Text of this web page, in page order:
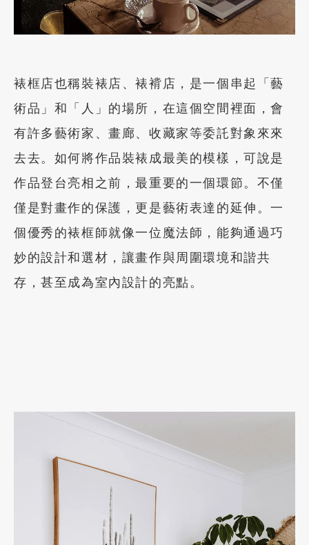
裱框店也稱裝裱店、裱褙店，是一個串起「藝
術品」和「人」的場所，在這個空間裡面，會
有許多藝術家、畫廊、收藏家等委託對象來來
去去。如何將作品裝裱成最美的模樣，可說是
作品登台亮相之前，最重要的一個環節。不僅
僅是對畫作的保護，更是藝術表達的延伸。一
個優秀的裱框師就像一位魔法師，能夠通過巧
妙的設計和選材，讓畫作與周圍環境和諧共
存，甚至成為室內設計的亮點。